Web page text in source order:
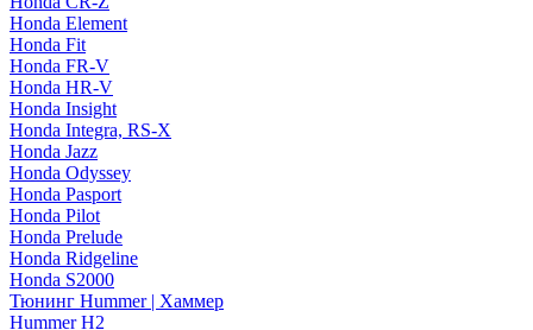
Honda Element
Honda Fit
Honda FR-V
Honda HR-V
Honda Insight
Honda Integra, RS-X
Honda Jazz
Honda Odyssey
Honda Pasport
Honda Pilot
Honda Prelude
Honda Ridgeline
Honda S2000
Тюнинг Hummer | Хаммер
Hummer H2